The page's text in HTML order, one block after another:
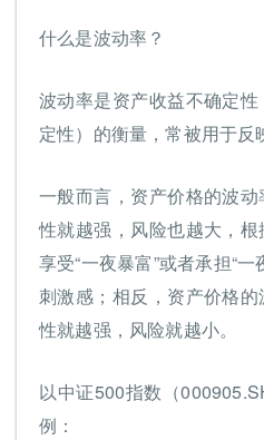
什么是波动率？
波动率是资产收益不确定
定性）的衡量，常被用于反
一般而言，资产价格的波
性就越强，风险也越大，
享受“一夜暴富”或者承担“
刺激感；相反，资产价格
性就越强，风险就越小。
以中证500指数（
例：